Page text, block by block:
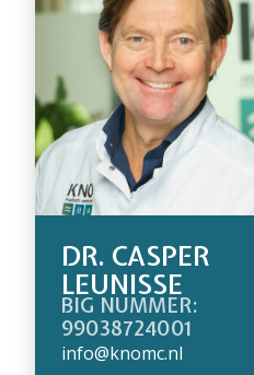
DR. CASPER
LEUNISSE
BIG NUMMER:
99038724001
info@knomc.nl